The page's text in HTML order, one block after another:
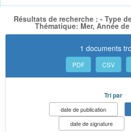
Résultats de recherche : - Type
Thématique: Mer, Année
1 documents
PDF CSV
Tri par
date de publication
date de signature